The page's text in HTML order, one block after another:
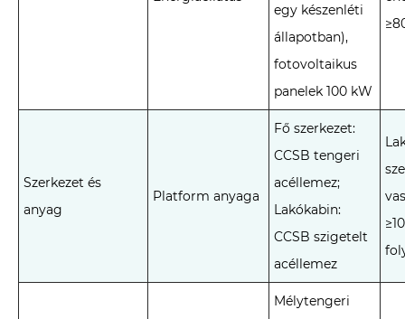
egy készenléti
állapotban),
fotovoltaikus
panelek 100 kW
Szerkezet és
anyag
Platform anyaga
Fő szerkezet:
CCSB tengeri
acéllemez;
Lakókabin:
CCSB szigetelt
acéllemez
Mélytengeri